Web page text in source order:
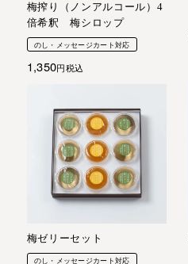
梅搾り（ノンアルコール）4
倍希釈 梅シロップ
のし・メッセージカート対応
1,350 税込
梅ゼリーセット
のし・メッセージカート対応